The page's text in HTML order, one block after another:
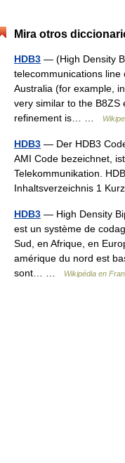
Mira otros
HDB3 — (High Density
telecommunications line
Australia (for example,
very similar to the B8ZS
refinement is… …
HDB3 — Der HDB3
AMI Code bezeichnet,
Telekommunikation.
Inhaltsverzeichnis 1
HDB3 — High Density
est un système de
Sud, en Afrique, en
amérique du nord est
sont… …
Wikipédia en